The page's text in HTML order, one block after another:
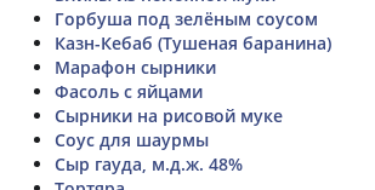
Горбуша под зелёным соусом
Казн-Кебаб (Тушеная баранина)
Марафон сырники
Фасоль с яйцами
Сырники на рисовой муке
Соус для шаурмы
Сыр гауда, м.д.ж. 48%